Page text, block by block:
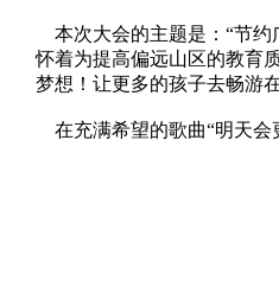
本次大会的主题是：“节约
怀着为提高偏远山区的教育
梦想！让更多的孩子去畅游
在充满希望的歌曲“明天会